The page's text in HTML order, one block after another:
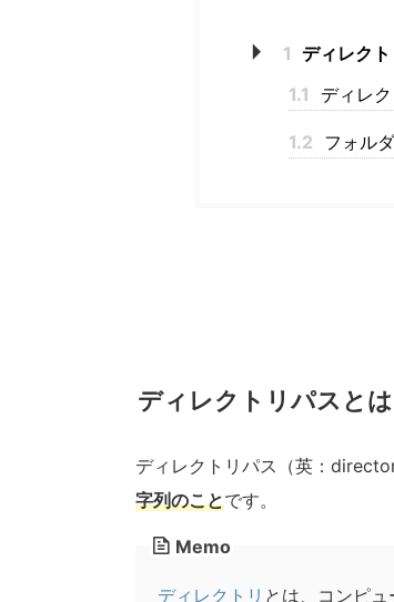
1 ディレク
1.1
ディレ
1.2 フォル
ディレクトリパスとは
ディレクトリパス（英：
字列のことです。
Memo
ディレクトリ とは、コンピ